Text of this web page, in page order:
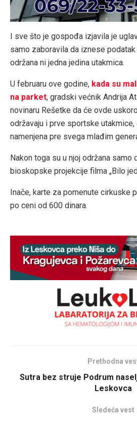
I sve što je gospođa izjavila je
samo zaboravila da iznese podatak
održana ni jedna jedina utakmica.
U februaru ove godine, kada su
na parket, gradski većnik Andrija
novinaru Rešetke da će ovde
održavaju i prve sportske
namenjena pre svega mlađim
Nakon toga su u njoj održana samo
bioskopske projekcije filma „Bilo
Inače, karte za pomenute cirkuske
po ceni od 600 dinara.
Prethodna
Sutra bez struje Podrum
Leskovca
Sledeća vest